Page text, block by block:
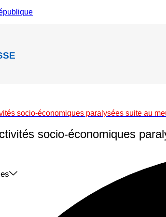
socio-économiques paralysées suite au
socio-économiques